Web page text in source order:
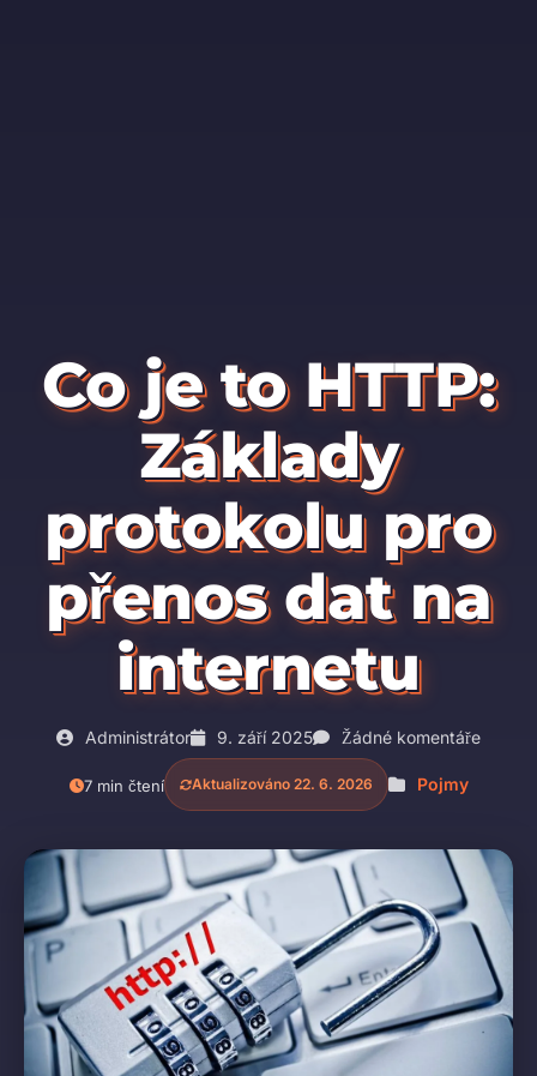
Co je to HTTP:
Základy
protokolu pro
přenos dat na
internetu
Administrátor 9. září 2025 Žádné komentáře
7 min čtení Aktualizováno 22. 6. 2026 Pojmy